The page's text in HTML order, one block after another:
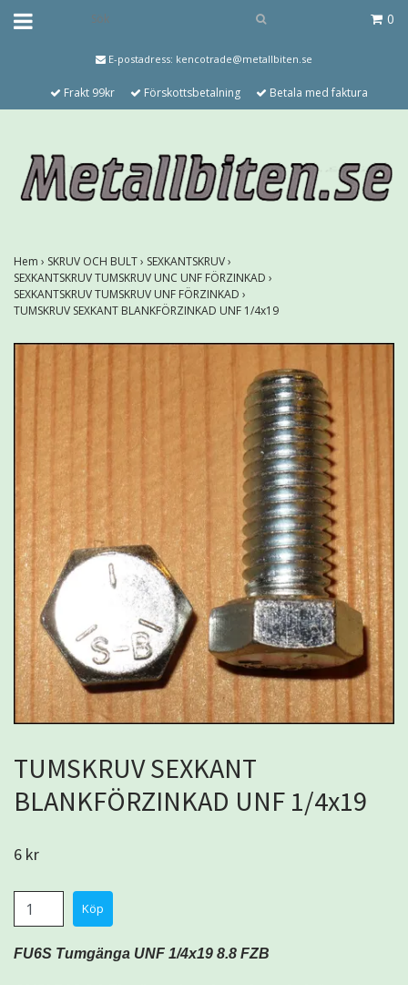
0
E-postadress: kencotrade@metallbiten.se
Frakt 99kr Förskottsbetalning Betala med faktura
Hem › SKRUV OCH BULT› SEXKANTSKRUV›
SEXKANTSKRUV TUMSKRUV UNC UNF FÖRZINKAD ›
SEXKANTSKRUV TUMSKRUV UNF FÖRZINKAD ›
TUMSKRUV SEXKANT BLANKFÖRZINKAD UNF 1/4x19
TUMSKRUV SEXKANT
BLANKFÖRZINKAD UNF 1/4x19
6 kr
FU6S Tumgänga UNF 1/4x19 8.8 FZB